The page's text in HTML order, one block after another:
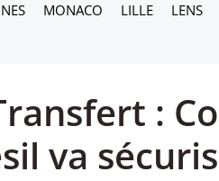
MONACO LILLE LENS
:
va